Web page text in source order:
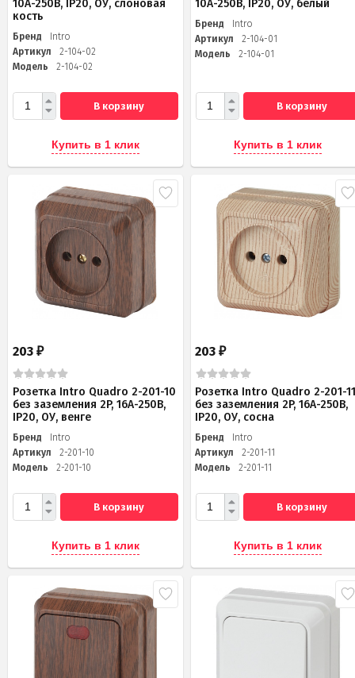
10А-250В, IP20, ОУ, слоновая
кость
Бренд
Intro
Артикул
2-104-02
Модель
2-104-02
В корзину
Купить в 1 клик
10А-250В, IP20, ОУ, белый
Бренд
Intro
Артикул
2-104-01
Модель
2-104-01
В корзину
Купить в 1 клик
203 ₽
Розетка Intro Quadro 2-201-10
без заземления 2P, 16А-250В,
IP20, ОУ, венге
Бренд
Intro
Артикул
2-201-10
Модель
2-201-10
В корзину
Купить в 1 клик
203₽
Розетка Intro Quadro 2-201-
без заземления 2P, 16А-250В,
IP20, ОУ, сосна
Бренд
Intro
Артикул
2-201-11
Модель
2-201-11
В корзину
Купить в 1 клик